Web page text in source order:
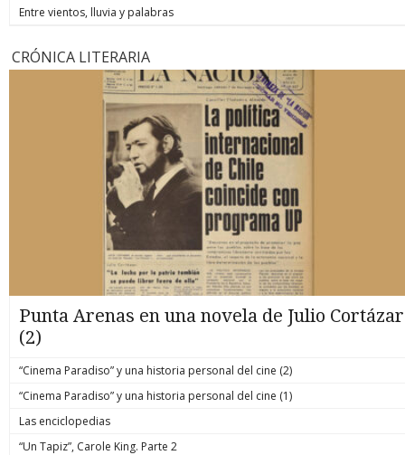
Entre vientos, lluvia y palabras
CRÓNICA LITERARIA
Punta Arenas en una novela de Julio Cortázar
(2)
“Cinema Paradiso” y una historia personal del cine (2)
“Cinema Paradiso” y una historia personal del cine (1)
Las enciclopedias
“Un Tapiz”, Carole King. Parte 2